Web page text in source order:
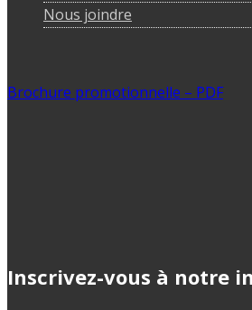
Nous joindre
Brochure promotionnelle – PDF
Inscrivez-vous à notre